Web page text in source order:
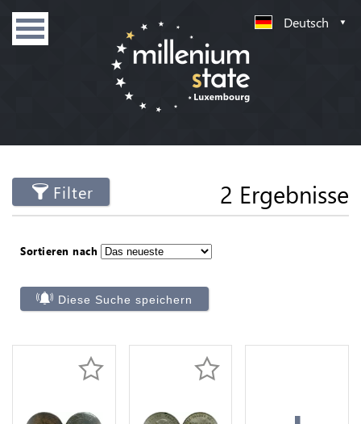
Deutsch
Filter 2 Ergebnisse
Sortieren nach
Diese Suche speichern